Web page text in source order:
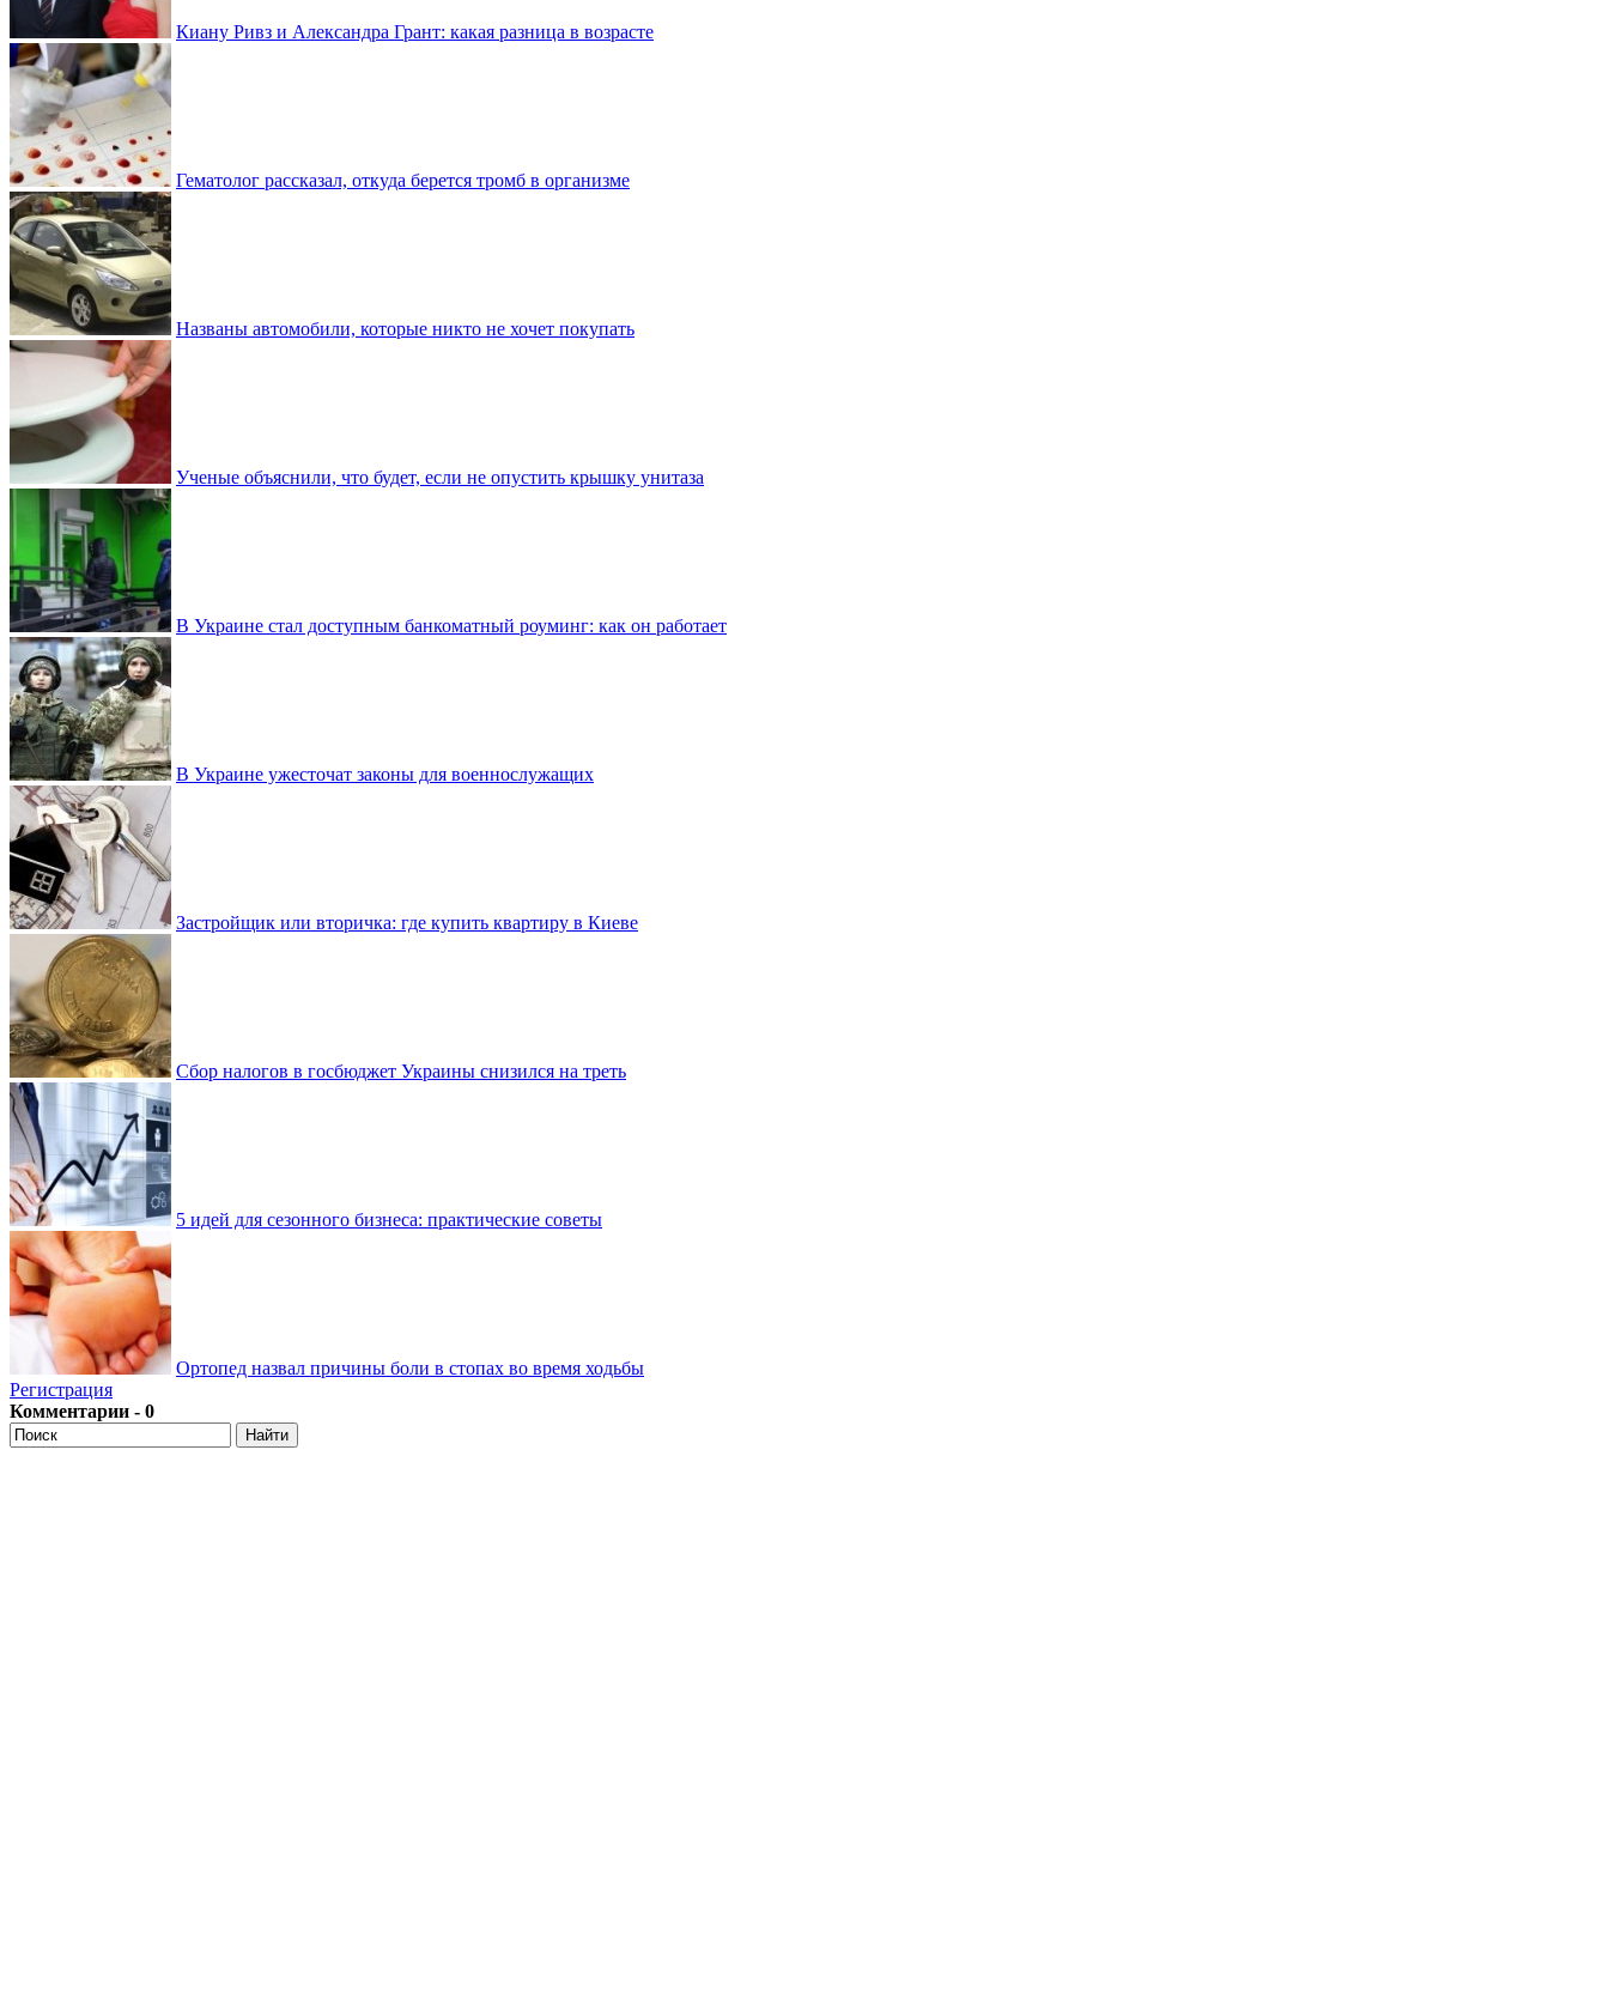
Киану Ривз и Александра Грант: какая разница в возрасте
Гематолог рассказал, откуда берется тромб в организме
Названы автомобили, которые никто не хочет покупать
Ученые объяснили, что будет, если не опустить крышку унитаза
В Украине стал доступным банкоматный роуминг: как он работает
В Украине ужесточат законы для военнослужащих
Застройщик или вторичка: где купить квартиру в Киеве
Сбор налогов в госбюджет Украины снизился на треть
5 идей для сезонного бизнеса: практические советы
Ортопед назвал причины боли в стопах во время ходьбы
Регистрация
Комментарии - 0